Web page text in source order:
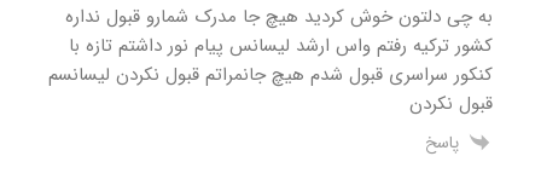
به چی دلتون خوش کردید هیچ جا مدرک شمارو قبول نداره
کشور ترکیه رفتم واس ارشد لیسانس پیام نور داشتم تازه با
کنکور سراسری قبول شدم هیچ جانمراتم قبول نکردن لیسانسم
قبول نکردن
پاسخ